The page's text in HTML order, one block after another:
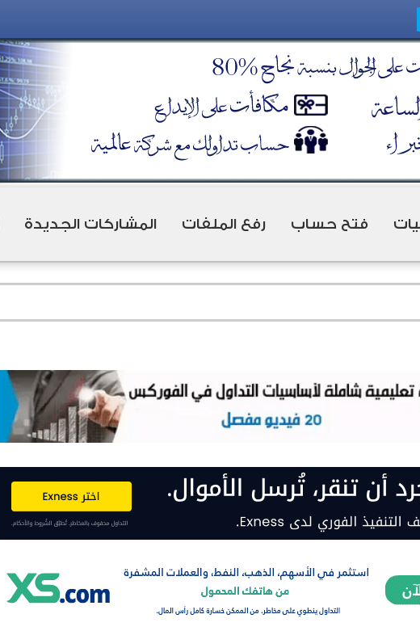
فتح حساب رفع الملفات المشاركات الجديدة